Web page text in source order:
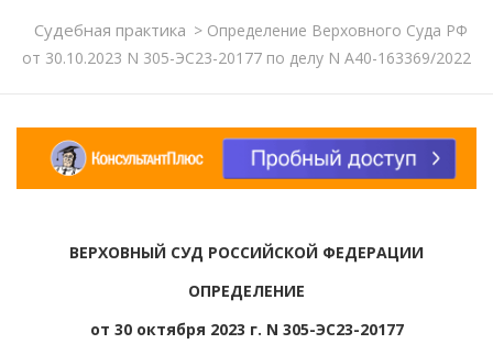
Судебная практика >Определение Верховного Суда РФ
от 30.10.2023 N 305-ЭС23-20177 по делу N А40-163369/2022
ВЕРХОВНЫЙ СУД РОССИЙСКОЙ ФЕДЕРАЦИИ
ОПРЕДЕЛЕНИЕ
от 30 октября 2023 г. N 305-ЭС23-20177